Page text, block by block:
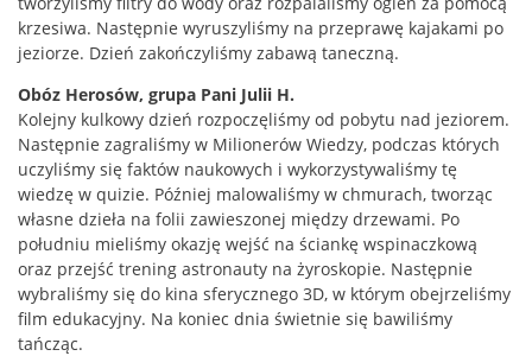
krzesiwa. Następnie wyruszyliśmy na przeprawę kajakami po
jeziorze. Dzień zakończyliśmy zabawą taneczną.
Obóz Herosów, grupa Pani Julii H.
Kolejny kulkowy dzień rozpoczęliśmy od pobytu nad jeziorem.
Następnie zagraliśmy w Milionerów Wiedzy, podczas których
uczyliśmy się faktów naukowych i wykorzystywaliśmy tę
wiedzę w quizie. Później malowaliśmy w chmurach, tworząc
własne dzieła na folii zawieszonej między drzewami. Po
południu mieliśmy okazję wejść na ściankę wspinaczkową
oraz przejść trening astronauty na żyroskopie. Następnie
wybraliśmy się do kina sferycznego 3D, w którym obejrzeliśmy
film edukacyjny. Na koniec dnia świetnie się bawiliśmy
tańcząc.